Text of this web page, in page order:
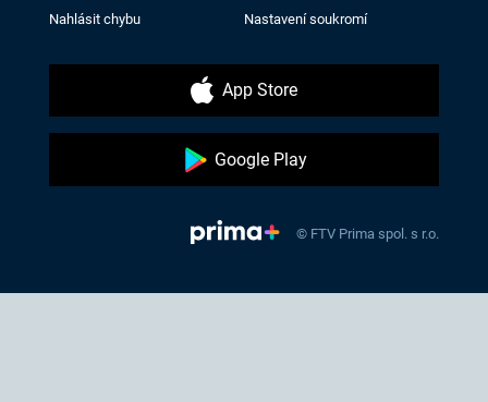
Nahlásit chybu Nastavení soukromí
App Store
Google Play
© FTV Prima spol. s r.o.